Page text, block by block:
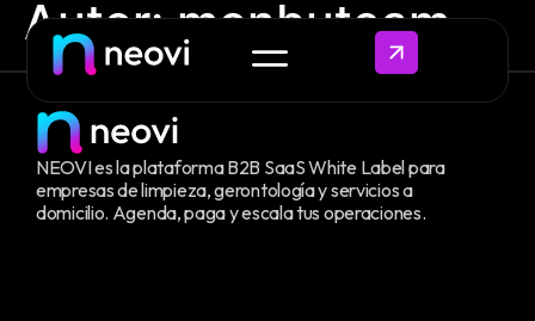
Autor:monbuteam
NEOVI es la plataforma B2B SaaS White Label para
empresas de limpieza, gerontología y servicios a
domicilio. Agenda, paga y escala tus operaciones.